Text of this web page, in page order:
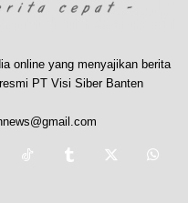
online yang menyajikan berita
PT Visi Siber Banten